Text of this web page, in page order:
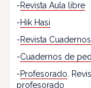
-Revista Aula libre
-Hik Hasi
-Revista
-Cuadernos de
-Profesorado .
profesorado